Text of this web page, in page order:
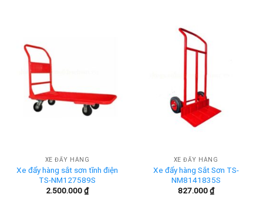
XE ĐẨY HÀNG
Xe đẩy hàng sắt sơn tĩnh điện
TS-NM127589S
2.500.000₫
XE ĐẨY HÀNG
Xe đẩy hàng Sắt Sơn TS-
NM8141835S
827.000₫